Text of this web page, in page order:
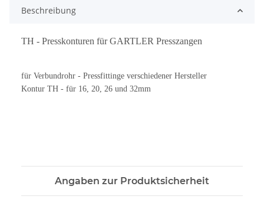
Beschreibung
TH - Presskonturen für GARTLER Presszangen
für Verbundrohr - Pressfittinge verschiedener Hersteller
Kontur TH - für 16, 20, 26 und 32mm
Angaben zur Produktsicherheit